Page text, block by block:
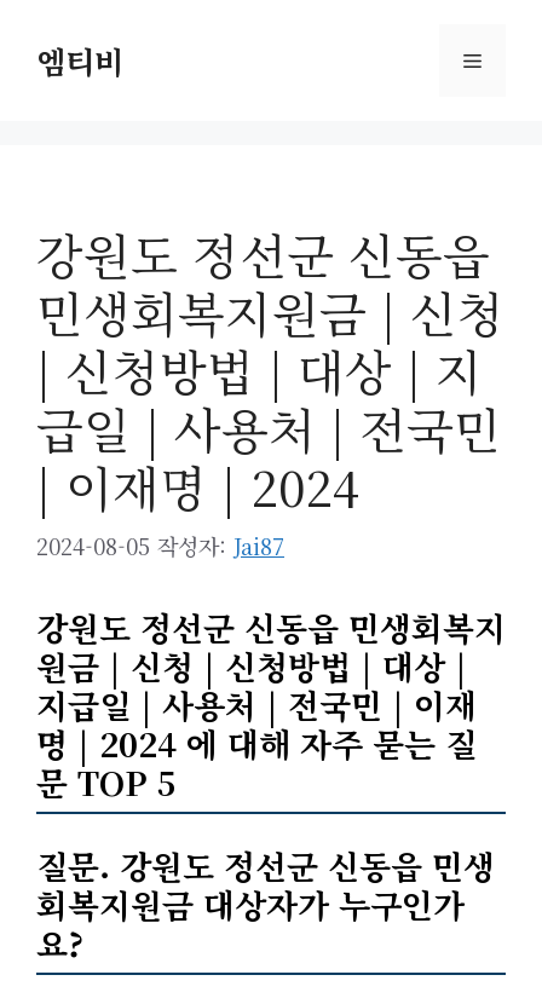
엠티비 메
강원도 정선군 신동읍
민생회복지원금 | 신청
| 신청방법 | 대상 | 지
급일 | 사용처 | 전국민
| 이재명 | 2024
2024-08-05 작성자: Jai87
강원도 정선군 신동읍 민생회복지
원금 | 신청 | 신청방법 | 대상 |
지급일 | 사용처 | 전국민 | 이재
명 | 2024 에 대해 자주 묻는 질
문 TOP 5
질문. 강원도 정선군 신동읍 민생
회복지원금 대상자가 누구인가
요?